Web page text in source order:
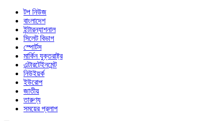
টপ নিউজ
বাংলাদেশ
ইন্টারন্যাশনাল
সিলেট বিভাগ
স্পোর্টস
মার্কিন যুক্তরাষ্ট্র
এন্টারটেইনমেন্ট
নিউইয়র্ক
ইউরোপ
জাতীয়
তারুণ্য
সময়ের প্রলাপ